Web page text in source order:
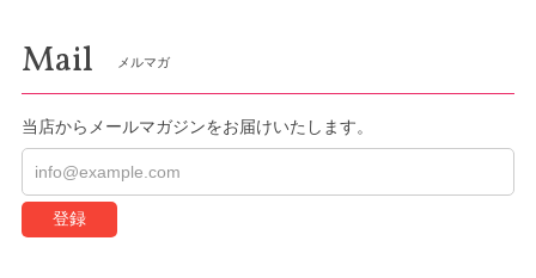
Mail メルマガ
当店からメールマガジンをお届けいたします。
登録